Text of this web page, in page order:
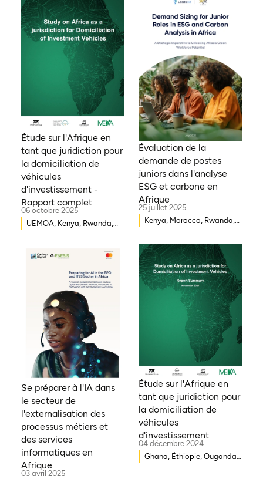
Étude sur l'Afrique en
tant que juridiction pour
la domiciliation de
véhicules
d'investissement -
Rapport complet
06 octobre 2025
UEMOA, Kenya, Rwanda,
Mozambique, Égypte,
Bénin, Ghana, Sénégal,
Zambie, Ouganda, Côte
d'Ivoire, Sierra Leone,
Erythrée, Gambie, Eswatini,
République démocratique
du Congo, Tanzanie,
Nigéria, Zimbabwe, Sud
Soudan, Afrique du Sud,
Cameroun, Éthiopie, Niger,
Morocco, Malawi, Tchad,
Syrie, Mali, Togo, Somalie
Évaluation de la
demande de postes
juniors dans l'analyse
ESG et carbone en
Afrique
25 juillet 2025
Kenya, Morocco, Rwanda,
Mozambique, Mali,
République démocratique
du Congo, Malawi, Gambie,
Burkina Faso, Erythrée,
Égypte, Djibouti, Côte
d'Ivoire, Zambie, Syrie,
Tchad, Eswatini, Zimbabwe,
Tanzanie, Sud Soudan,
Somalie, Sierra Leone,
Afrique du Sud, Guinée-
Bissau, Sénégal, Niger,
Cameroun, UEMOA, Nigéria,
Bénin, Togo
Se préparer à l'IA dans
le secteur de
l'externalisation des
processus métiers et
des services
informatiques en
Afrique
03 avril 2025
Étude sur l'Afrique en
tant que juridiction pour
la domiciliation de
véhicules
d'investissement
04 décembre 2024
Ghana, Éthiopie, Ouganda,